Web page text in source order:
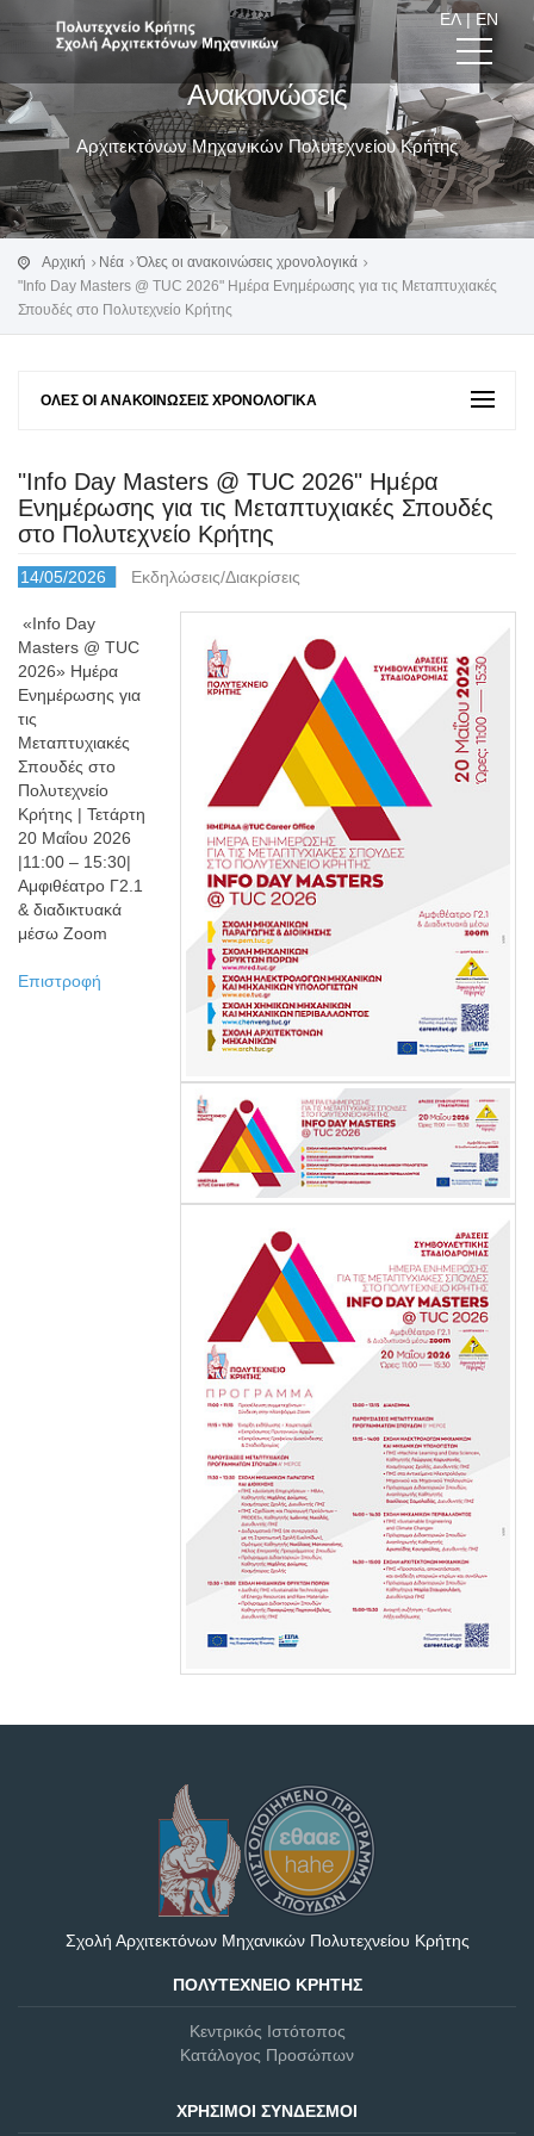
ΕΛ|EN
Ανακοινώσεις
Αρχιτεκτόνων Μηχανικών Πολυτεχνείου Κρήτης
Αρχική Νέα
Όλες οι ανακοινώσεις χρονολογικά
"Info Day Masters @ TUC 2026" Ημέρα Ενημέρωσης για τις Μεταπτυχιακές
Σπουδές στο Πολυτεχνείο Κρήτης
ΌΛΕΣ ΟΙ ΑΝΑΚΟΙΝΏΣΕΙΣ ΧΡΟΝΟΛΟΓΙΚΆ
"Info Day Masters @ TUC 2026" Ημέρα
Ενημέρωσης για τις Μεταπτυχιακές Σπουδές
στο Πολυτεχνείο Κρήτης
14/05/2026 Εκδηλώσεις/Διακρίσεις
«Info Day
Masters @ TUC
2026» Ημέρα
Ενημέρωσης για
τις
Μεταπτυχιακές
Σπουδές στο
Πολυτεχνείο
Κρήτης | Τετάρτη
20 Μαΐου 2026
|11:00 – 15:30|
Αμφιθέατρο Γ2.1
& διαδικτυακά
μέσω Zoom
Επιστροφή
Σχολή Αρχιτεκτόνων Μηχανικών Πολυτεχνείου Κρήτης
ΠΟΛΥΤΕΧΝΕΊΟ ΚΡΉΤΗΣ
Κεντρικός Ιστότοπος
Κατάλογος Προσώπων
ΧΡΉΣΙΜΟΙ ΣΎΝΔΕΣΜΟΙ